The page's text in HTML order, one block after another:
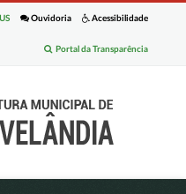
Acessibilidade
Ouvidoria
Portal da Transparência